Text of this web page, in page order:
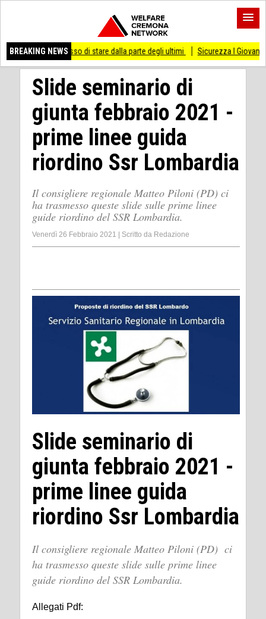
BREAKING NEWS
smesso di stare dalla parte degli ultimi Sicurezza I Giovani Democratici
Slide seminario di
giunta febbraio 2021 -
prime linee guida
riordino Ssr Lombardia
Il consigliere regionale Matteo Piloni (PD) ci
ha trasmesso queste slide sulle prime linee
guide riordino del SSR Lombardia.
Venerdì 26 Febbraio 2021 Scritto da Redazione
Slide seminario di
giunta febbraio 2021 -
prime linee guida
riordino Ssr Lombardia
Il consigliere regionale Matteo Piloni (PD) ci
ha trasmesso queste slide sulle prime linee
guide riordino del SSR Lombardia.
Allegati Pdf: